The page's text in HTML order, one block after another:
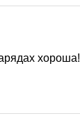
хороша!